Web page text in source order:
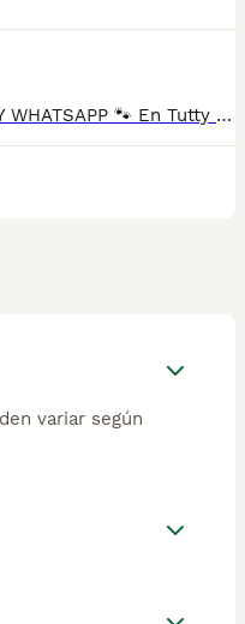
34 672 515 514 ATENDEMOS LLAMADAS Y WHATSAPP 🐾 En Tutty Pets Love trabajamos con pasión y responsabilidad para ofrecerte compañeros de vida sanos, equilibrados y con todas las garantías. Te garantizamos: ✅ Vacunas correspondientes a su edad. ✅ Cartilla veterinaria. ✅ Desparasitación interna y externa. ✅ Pasaporte y microchip. ✅ Garantías víricas y congénitas. ✅ Contrato de compraventa sellado por la empresa. ✅ Envíos a toda la península (según kilometraje). ✅ Financiación a medida de 6 a 48 meses, con y sin intereses. 💕 Listo para encontrar una familia que le quiera para toda la vida. 📩 Solicita más información sin compromiso. 🐶 Tutty Pets love ,donde nacen grandes compañeros. 34 672 515 514 ATENDEMOS LLAMADAS Y WHATSAPP 🐾
variar según